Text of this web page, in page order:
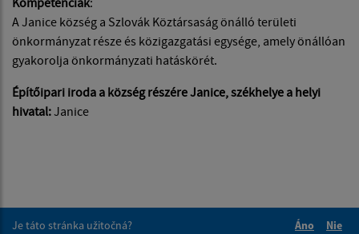
A Janice község a Szlovák Köztársaság önálló területi
önkormányzat része és közigazgatási egysége, amely önállóan
gyakorolja önkormányzati hatáskörét.
Építőipari iroda a község részére Janice, székhelye a helyi
hivatal:Janice
Je táto stránka užitočná?
Áno
Nie